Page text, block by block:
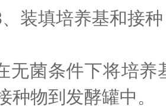
填培养基和接种
菌条件下将培养
种物到发酵罐中。